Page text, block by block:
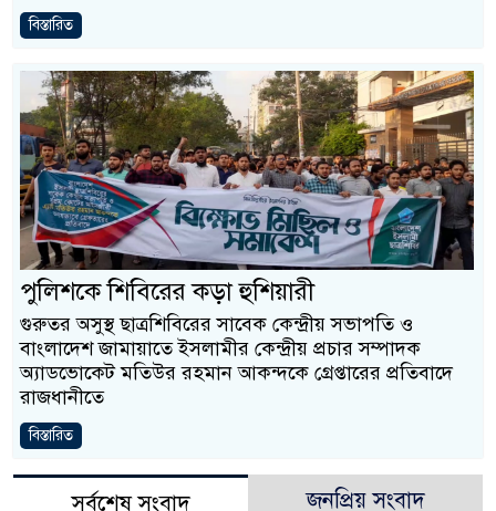
বিস্তারিত
পুলিশকে শিবিরের কড়া হুশিয়ারী
গুরুতর অসুস্থ ছাত্রশিবিরের সাবেক কেন্দ্রীয় সভাপতি ও
বাংলাদেশ জামায়াতে ইসলামীর কেন্দ্রীয় প্রচার সম্পাদক
অ্যাডভোকেট মতিউর রহমান আকন্দকে গ্রেপ্তারের প্রতিবাদে
রাজধানীতে
বিস্তারিত
সর্বশেষ সংবাদ জনপ্রিয় সংবাদ